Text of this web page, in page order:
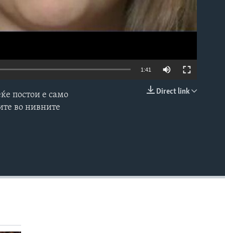
1:41
Direct link
постои е само
во нивните